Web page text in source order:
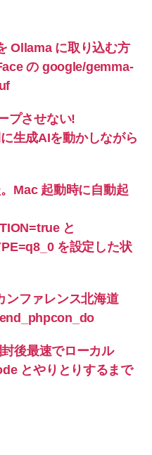
対
応
量
か
ン
ク
ト
45
22mm
(日
Ollama に取り込む方
の google/gemma-
プさせない!
生成AIを動かしながら
Mac 起動時に自動起
と
を設定した状
ンファレンス北海道
後最速でローカル
とやりとりするまで